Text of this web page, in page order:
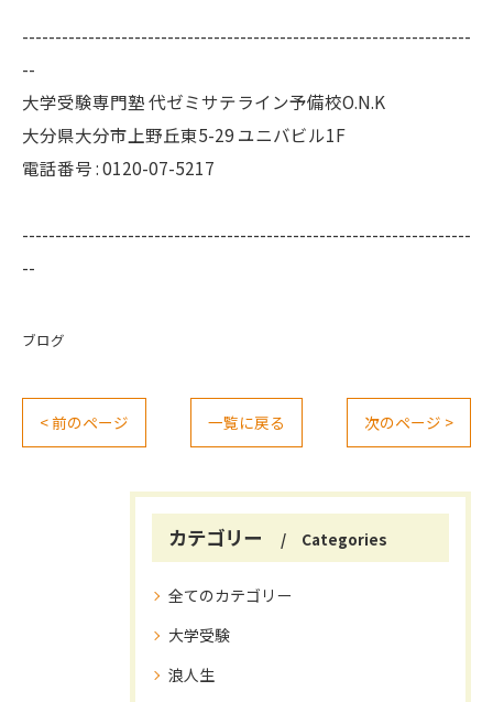
--------------------------------------------------------------------
--
大学受験専門塾 代ゼミサテライン予備校O.N.K
大分県大分市上野丘東5-29 ユニバビル1F
電話番号 : 0120-07-5217
--------------------------------------------------------------------
--
ブログ
< 前のページ 一覧に戻る 次のページ >
カテゴリー Categories
全てのカテゴリー
大学受験
浪人生